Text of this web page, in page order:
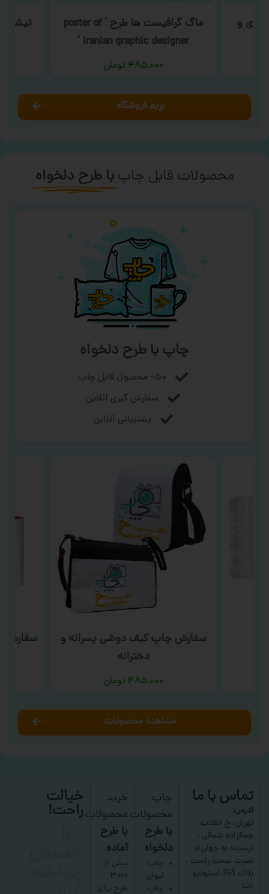
و
ماگ گرافیست ها طرح ‘ poster of
iranian graphic designer ‘
۴۸۵,۰۰۰ تومان
تیشرت
بریم فروشگاه
محصولات قابل چاپ با طرح دلخواه
چاپ با طرح دلخواه
۵۰+ محصول قابل چاپ
سفارش گیری آنلاین
پشتیبانی آنلاین
سفارش چاپ کیف دوشی پسرانه و
دخترانه
۴۸۵,۰۰۰ تومان
سفارش
مشاهده محصولات
تماس با ما
آدرس:
تهران، خ انقلاب ،
جمالزاده شمالی ،
نرسیده به چهارراه
نصرت سمت راست ،
پلاک 263 استودیو
اشا
چاپ
محصولات
با طرح
دلخواه
چاپ
لیوان
چاپ
خرید
محصولات
با طرح
آماده
بیش از
۳۰۰۰
طرح برای
خیالت
راحت!